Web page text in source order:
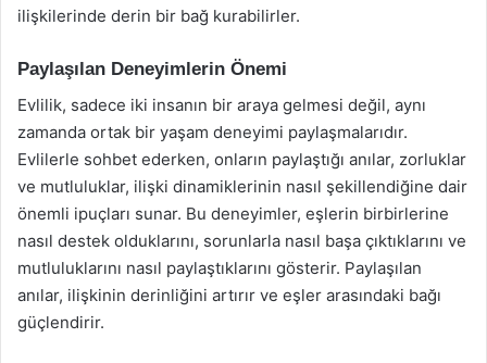
ilişkilerinde derin bir bağ kurabilirler.
Paylaşılan Deneyimlerin Önemi
Evlilik, sadece iki insanın bir araya gelmesi değil, aynı
zamanda ortak bir yaşam deneyimi paylaşmalarıdır.
Evlilerle sohbet ederken, onların paylaştığı anılar, zorluklar
ve mutluluklar, ilişki dinamiklerinin nasıl şekillendiğine dair
önemli ipuçları sunar. Bu deneyimler, eşlerin birbirlerine
nasıl destek olduklarını, sorunlarla nasıl başa çıktıklarını ve
mutluluklarını nasıl paylaştıklarını gösterir. Paylaşılan
anılar, ilişkinin derinliğini artırır ve eşler arasındaki bağı
güçlendirir.